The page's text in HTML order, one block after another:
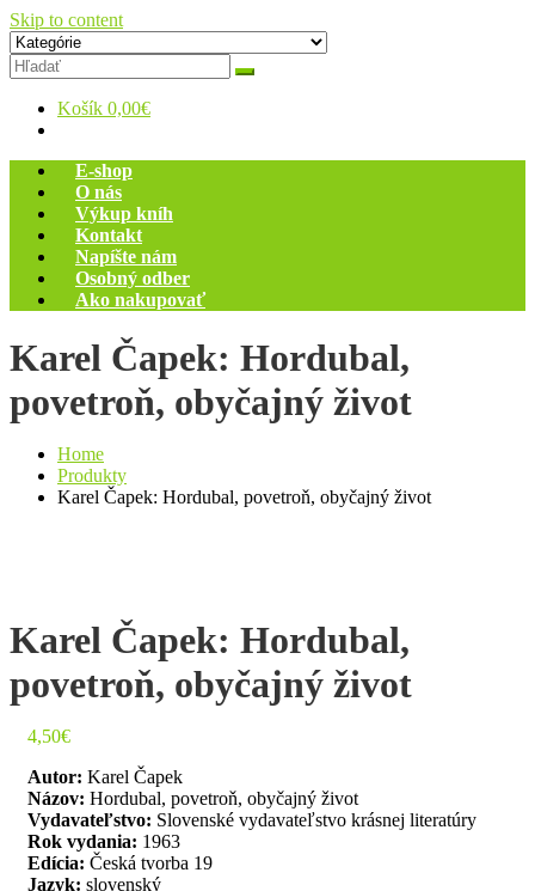
Skip to content
Zelený dom
Antikvariát
Košík 0,00€
E-shop
O nás
Výkup kníh
Kontakt
Napíšte nám
Osobný odber
Ako nakupovať
Karel Čapek: Hordubal,
povetroň, obyčajný život
Home
Produkty
Karel Čapek: Hordubal, povetroň, obyčajný život
Karel Čapek: Hordubal,
povetroň, obyčajný život
4,50€
Autor: Karel Čapek
Názov: Hordubal, povetroň, obyčajný život
Vydavateľstvo: Slovenské vydavateľstvo krásnej literatúry
Rok vydania: 1963
Edícia: Česká tvorba 19
Jazyk: slovenský